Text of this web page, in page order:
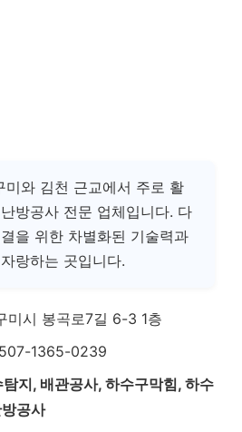
미와 김천 근교에서 주로 활
방공사 전문 업체입니다. 다
을 위한 차별화된 기술력과
랑하는 곳입니다.
미시 봉곡로7길 6-3 1층
1365-0239
탐지, 배관공사, 하수구막힘, 하수
공사